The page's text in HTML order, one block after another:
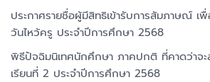
ประกาศรายชื่อผู้มีสิทธิเข้ารับการสัมภาษณ์ เ
วันไหว้ครู ประจำปีการศึกษา 2568
พิธีปัจฉิมนิเทศนักศึกษา ภาคปกติ ที่คาดว่าจะ
เรียนที่ 2 ประจำปีการศึกษา 2568